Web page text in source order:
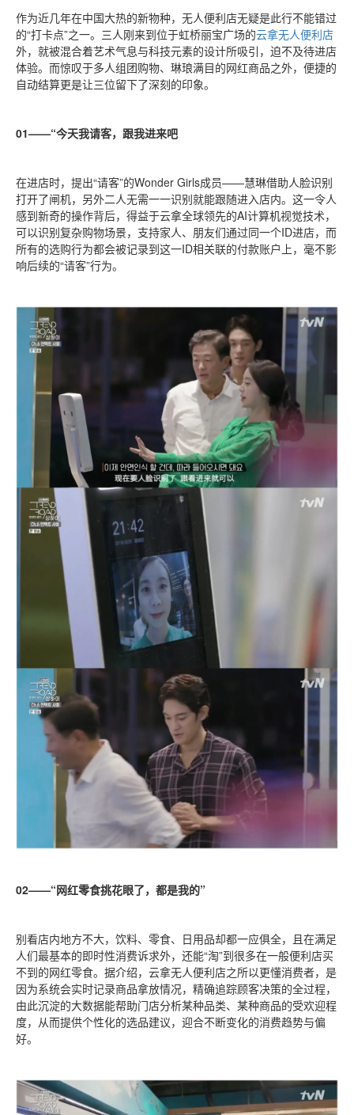
作为近几年在中国大热的新物种，无人便利店无疑是此行不能错过
的“打卡点”之一。三人刚来到位于虹桥丽宝广场的云拿无人便利店
外，就被混合着艺术气息与科技元素的设计所吸引，迫不及待进店
体验。而惊叹于多人组团购物、琳琅满目的网红商品之外，便捷的
自动结算更是让三位留下了深刻的印象。
01——“今天我请客，跟我进来吧
在进店时，提出“请客”的Wonder Girls成员——慧琳借助人脸识别
打开了闸机，另外二人无需一一识别就能跟随进入店内。这一令人
感到新奇的操作背后，得益于云拿全球领先的AI计算机视觉技术，
可以识别复杂购物场景，支持家人、朋友们通过同一个ID进店，而
所有的选购行为都会被记录到这一ID相关联的付款账户上，毫不影
响后续的“请客”行为。
02——“网红零食挑花眼了，都是我的”
别看店内地方不大，饮料、零食、日用品却都一应俱全，且在满足
人们最基本的即时性消费诉求外，还能“淘”到很多在一般便利店买
不到的网红零食。据介绍，云拿无人便利店之所以更懂消费者，是
因为系统会实时记录商品拿放情况，精确追踪顾客决策的全过程，
由此沉淀的大数据能帮助门店分析某种品类、某种商品的受欢迎程
度，从而提供个性化的选品建议，迎合不断变化的消费趋势与偏
好。